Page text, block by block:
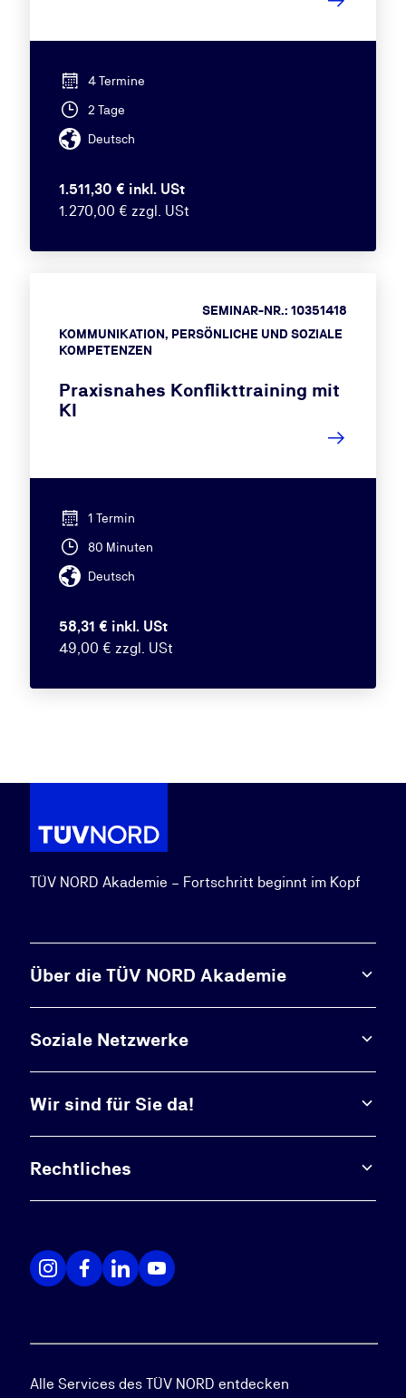
4 Termine
2 Tage
Deutsch
1.511,30 € inkl. USt
1.270,00 € zzgl. USt
KOMMUNIKATION, PERSÖNLICHE UND SOZIALE
KOMPETENZEN
SEMINAR-NR.: 10351418
Praxisnahes Konflikttraining mit
KI
1 Termin
80 Minuten
Deutsch
58,31 € inkl. USt
49,00 € zzgl. USt
TÜV NORD Akademie – Fortschritt beginnt im Kopf
Über die TÜV NORD Akademie
Soziale Netzwerke
Wir sind für Sie da!
Rechtliches
Alle Services des TÜV NORD entdecken